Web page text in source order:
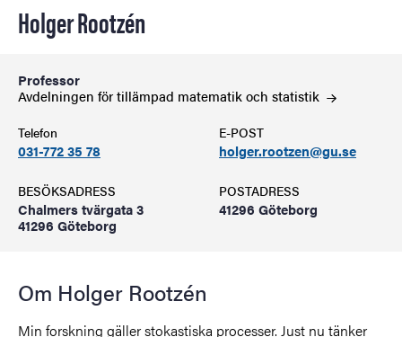
Holger Rootzén
Professor
Avdelningen för tillämpad matematik och statistik
Telefon
031-772 35 78
E-POST
holger.rootzen@gu.se
BESÖKSADRESS
Chalmers tvärgata 3
41296 Göteborg
POSTADRESS
41296 Göteborg
Om Holger Rootzén
Min forskning gäller stokastiska processer. Just nu tänker